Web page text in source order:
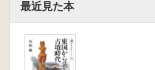
最近見た本